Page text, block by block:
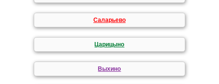
Саларьево
Царицыно
Выхино